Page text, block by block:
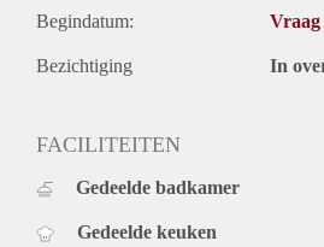
Begindatum: Vraag
Bezichtiging In
FACILITEITEN
Gedeelde badkamer
Gedeelde keuken